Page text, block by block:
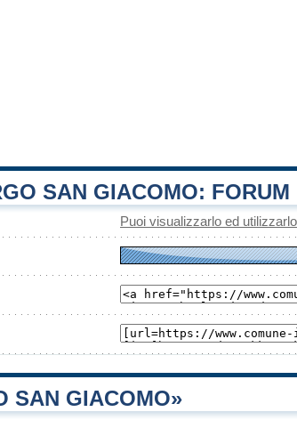
SAN GIACOMO: FORUM
Puoi visualizzarlo ed
SAN GIACOMO»